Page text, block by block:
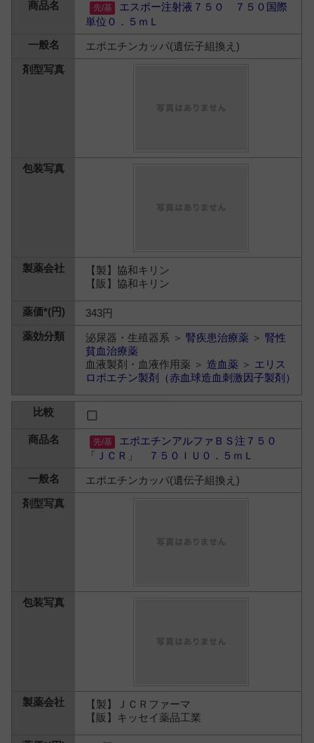
エスポー注射液７５０ ７５０国際
単位０．５ｍＬ
エポエチンカッパ(遺伝子組換え)
【製】協和キリン
【販】協和キリン
343円
泌尿器・生殖器系 ＞腎疾患治療薬 ＞腎性
貧血治療薬
血液製剤・血液作用薬 ＞造血薬 ＞ エリス
ロポエチン製剤（赤血球造血刺激因子製剤）
エポエチンアルファＢＳ注７５０
「ＪＣＲ」 ７５０ＩＵ０．５ｍＬ
エポエチンカッパ(遺伝子組換え)
【製】ＪＣＲファーマ
【販】キッセイ薬品工業